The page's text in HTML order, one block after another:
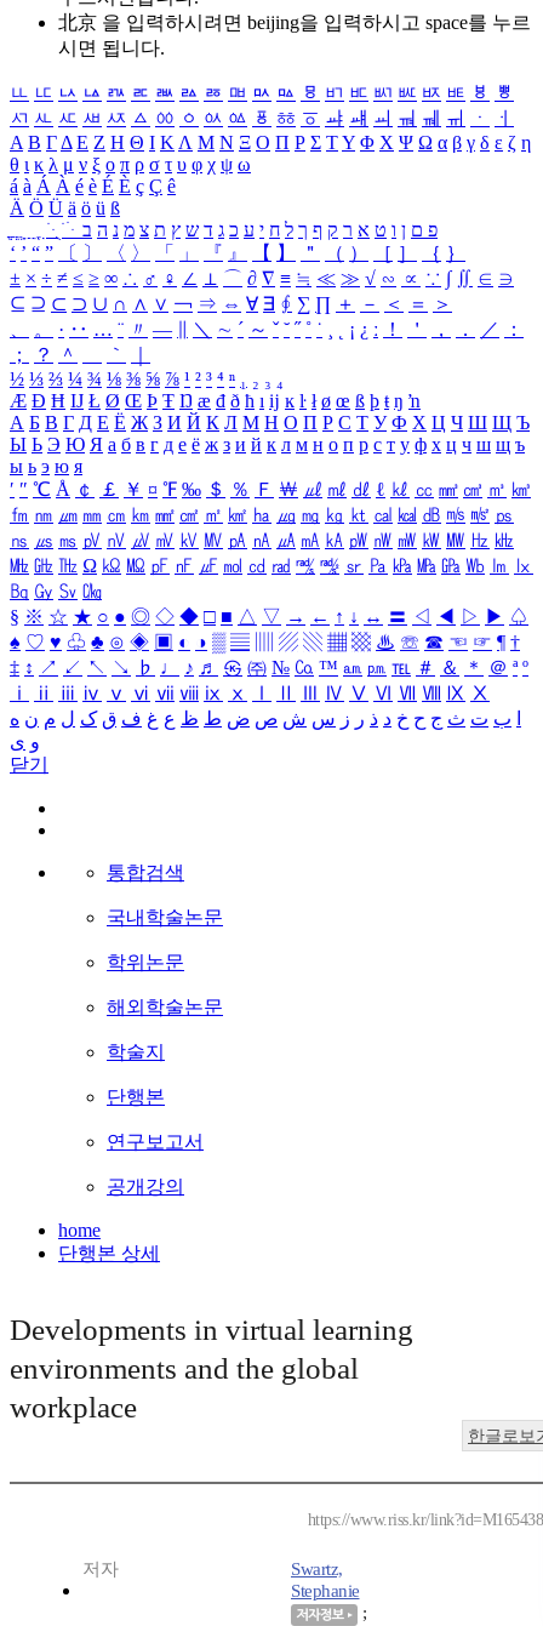
北京 을 입력하시려면 beijing을 입력하시고 space를 누르
시면 됩니다.
ㅥ ㅦ ㅧ ㅨ ㅩ ㅪ ㅫ ㅬ ㅭ ㅮ ㅯ ㅰ ㅱ ㅲ ㅳ ㅴ ㅵ ㅶ ㅷ ㅸ
ㅹ
ㅺ ㅻ ㅼ ㅽ ㅾ ㅿ ㆀ ㆁ ㆂ ㆃ ㆄ ㆅ ㆆ ㆇ ㆈ ㆉ ㆊ ㆋ ㆌ ㆍ
ㆎ
Α Β ΓΔ Ε Ζ Η Θ Ι ΚΛ Μ Ν Ξ Ο Π Ρ Σ ΤΥ Φ Χ Ψ Ω α β γ δ ε ζ η
θ ι κ λ μ ν ξ ο π ρ σ τ υ φ χ ψ ω
á à Á À é è É È ç Ç ê
Ä Ö Ü ä ö ü ß
ִֶֹ ֻּ ׁׂ פ ם ן ו ט א ר ק ף ך ל ח י ע כ ג ד ש ץ ת צ מ נ ה ב
‘ ’ “ ” 〔 〕 〈 〉 「 」 『 』 【 】 ＂ （ ） ［ ］ ｛ ｝
± × ÷ ≠ ≤ ≥ ∞ ∴ ♂ ♀ ∠ ⊥ ⌒ ∂ ∇ ≡ ≒ ≪ ≫ √ ∽ ∝ ∵ ∫ ∬ ∈ ∋
⊆ ⊇ ⊂ ⊃ ∪ ∩ ∧ ∨ ￢ ⇒ ⇔ ∀ ∃ ∮ ∑ ∏ ＋ － ＜ ＝
＞
、
。 · ‥ … ¨ 〃 ― ＼ ∼ ´ ～ ˇ ˘ ˝ ˚ ˙ ¸ ¡ ¿ ː ！ ＇ ， ． ／
：
；
？ ＾ ｀
½ ⅓ ⅔ ¼ ¾ ⅛ ⅜ ⅝ ⅞ ¹ ² ³ ⁴ ⁿ ₁ ₂ ₃ ₄
Æ Ð Ħ Ĳ Ł Ø Œ Þ Ŧ Ŋ æ đ ð ħ ı ĳ ĸ ŀ ł ø œ ß þ ŧ ŋ ŉ
А Б В Г Д Е Ё Ж З И Й К Л М Н О П Р С Т У Ф Х Ц Ч Ш Щ Ъ
Ы Ь Э Ю Я а б в г д е ё ж з и й к л м н о п р с т у ф х ц ч ш щ ъ
ы ь э ю я
′ ″ ℃ Å ￠ ￡ ￥ ¤ ℉ ‰ ＄ ％ Ｆ ￦ ㎕ ㎖ ㎗ ℓ ㎘ ㏄ ㎣ ㎤ ㎥ ㎦
㎙ ㎚ ㎛ ㎜ ㎝ ㎞ ㎟ ㎠ ㎡ ㎢ ㏊ ㎍ ㎎ ㎏ ㏏ ㎈ ㎉ ㏈ ㎧ ㎨ ㎰
㎱ ㎲ ㎳ ㎴ ㎵ ㎶ ㎷ ㎸ ㎹ ㎀ ㎁ ㎂ ㎃ ㎄ ㎺ ㎻ ㎽ ㎾ ㎿ ㎐ ㎑
㎒ ㎓ ㎔ Ω ㏀ ㏁ ㎊ ㎋ ㎌ ㏖ ㏅ ㎭ ㎮ ㎯ ㏛ ㎩ ㎪ ㎫ ㎬ ㏝ ㏐
㏓
㏃ ㏉ ㏜ ㏆
§ ※ ☆ ★ ○ ● ◎ ◇ ◆ □ ■ △ ▽ → ← ↑ ↓ ↔ 〓 ◁ ◀ ▷ ▶ ♤
♠ ♡ ♥ ♧ ♣ ⊙ ◈ ▣ ◐ ◑ ▒ ▤ ▨ ▧ ▦ ▩ ♨ ☏ ☎ ☜ ☞ ¶ †
‡ ↕ ↗ ↙ ↖ ↘ ♭ ♩ ♪ ♬ ㉿ ㈜ № ㏇ ™ ㏂ ㏘ ℡ ＃ ＆ ＊ ＠ ª º
ⅰ
ⅱ ⅲ ⅳ ⅴ ⅵ ⅶ ⅷ ⅸ ⅹ Ⅳ Ⅴ Ⅵ Ⅶ Ⅷ Ⅸ Ⅹ
ب ت ث ج ح خ د ذ ر ز س ش ص ض ط ظ ع غ ف ق ک ل م ن ه
و ی
닫기
통합검색
국내학술논문
학위논문
해외학술논문
학술지
단행본
연구보고서
공개강의
home
단행본 상세
Developments in virtual learning
environments and the global
workplace
한글로보
https://www.riss.kr/
저자
Swartz,
Stephanie
;